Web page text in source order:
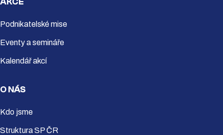
Podnikatelské mise
Eventy a semináře
Kalendář akcí
O NÁS
Kdo jsme
Struktura SP ČR